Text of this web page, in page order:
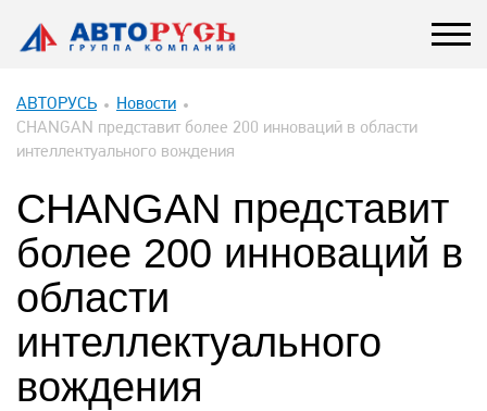
АВТОРУСЬ
Новости
CHANGAN представит более 200 инноваций в области
интеллектуального вождения
CHANGAN представит
более 200 инноваций в
области
интеллектуального
вождения